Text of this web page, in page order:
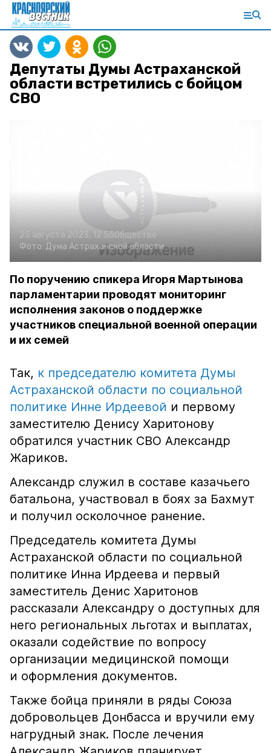
Депутаты Думы Астраханской
области встретились с бойцом
СВО
25 августа 2023, 12:55Общество
Фото: Дума Астраханской области
По поручению спикера Игоря Мартынова
парламентарии проводят мониторинг
исполнения законов о поддержке
участников специальной военной операции
и их семей
Так, к председателю комитета Думы
Астраханской области по социальной
политике Инне Ирдеевой и первому
заместителю Денису Харитонову
обратился участник СВО Александр
Жариков.
Александр служил в составе казачьего
батальона, участвовал в боях за Бахмут
и получил осколочное ранение.
Председатель комитета Думы
Астраханской области по социальной
политике Инна Ирдеева и первый
заместитель Денис Харитонов
рассказали Александру о доступных для
него региональных льготах и выплатах,
оказали содействие по вопросу
организации медицинской помощи
и оформления документов.
Также бойца приняли в ряды Союза
добровольцев Донбасса и вручили ему
нагрудный знак. После лечения